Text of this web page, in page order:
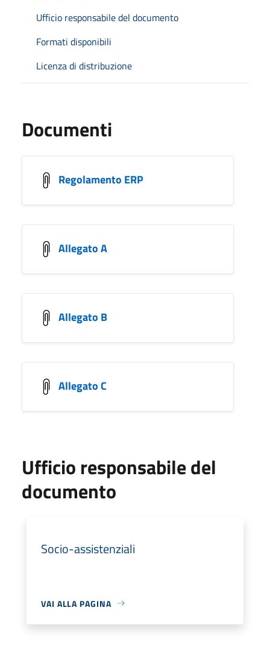
Ufficio responsabile del documento
Formati disponibili
Licenza di distribuzione
Documenti
Regolamento ERP
Allegato A
Allegato B
Allegato C
Ufficio responsabile del
documento
Socio-assistenziali
VAI ALLA PAGINA